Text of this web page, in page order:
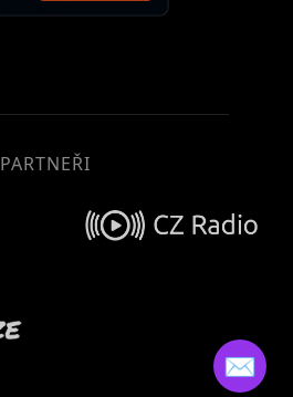
PARTNEŘI
✉️